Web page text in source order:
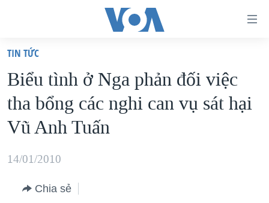
truy
cập
Tới
nội
chính
VIỆT NAM
HOA KỲ
BIỂN ĐÔNG
THẾ GIỚI
DIỄN ĐÀN
TIN TỨC
Biểu tình ở Nga phản đối việc
tha bổng các nghi can vụ sát hại
Vũ Anh Tuấn
14/01/2010
Chia sẻ